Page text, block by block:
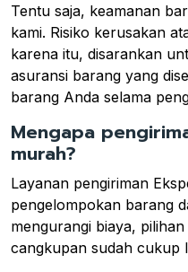
Tentu saja, keamanan
kami. Risiko kerusakan
karena itu, disarankan
asuransi barang yang
barang Anda selama
Mengapa
murah?
Layanan pengiriman
pengelompokan barang
mengurangi biaya,
cangkupan sudah cukup